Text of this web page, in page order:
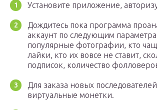
Установите приложение,
Дождитесь пока программа
аккаунт по следующим
популярные фотографии, кто
лайки, кто их вовсе не ставит,
подписок, количество
Для заказа новых
виртуальные монетки.